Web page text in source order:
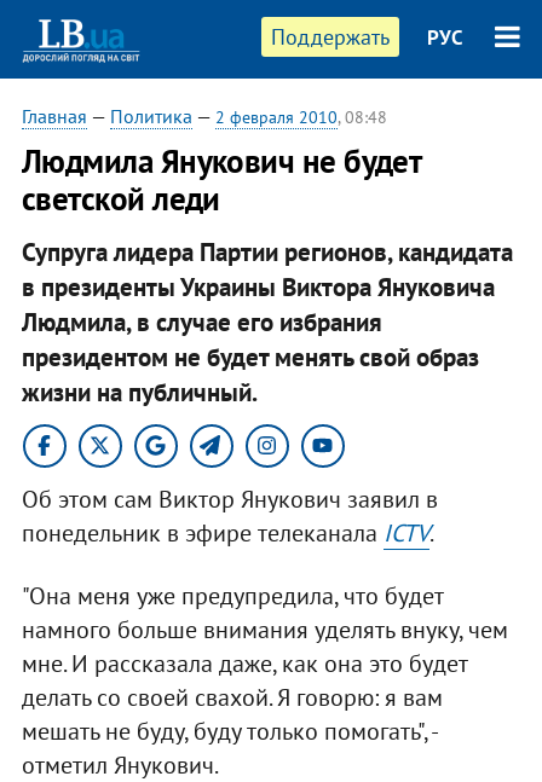
Поддержать РУС
Главная — Политика — 2 февраля 2010, 08:48
Людмила Янукович не будет
светской леди
Супруга лидера Партии регионов, кандидата
в президенты Украины Виктора Януковича
Людмила, в случае его избрания
президентом не будет менять свой образ
жизни на публичный.
Об этом сам Виктор Янукович заявил в
понедельник в эфире телеканала ICTV.
"Она меня уже предупредила, что будет
намного больше внимания уделять внуку, чем
мне. И рассказала даже, как она это будет
делать со своей свахой. Я говорю: я вам
мешать не буду, буду только помогать", -
отметил Янукович.